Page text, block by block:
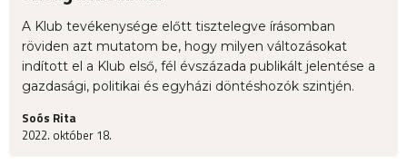
A Klub tevékenysége előtt tisztelegve írásomban
röviden azt mutatom be, hogy milyen változásokat
indított el a Klub első, fél évszázada publikált jelentése a
gazdasági, politikai és egyházi döntéshozók szintjén.
Soós Rita
2022. október 18.